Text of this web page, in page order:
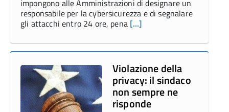
impongono alle Amministrazioni di designare un
responsabile per la cybersicurezza e di segnalare
gli attacchi entro 24 ore, pena […]
Violazione della
privacy: il sindaco
non sempre ne
risponde